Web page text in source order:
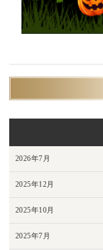
2026年7月
2025年12月
2025年10月
2025年7月